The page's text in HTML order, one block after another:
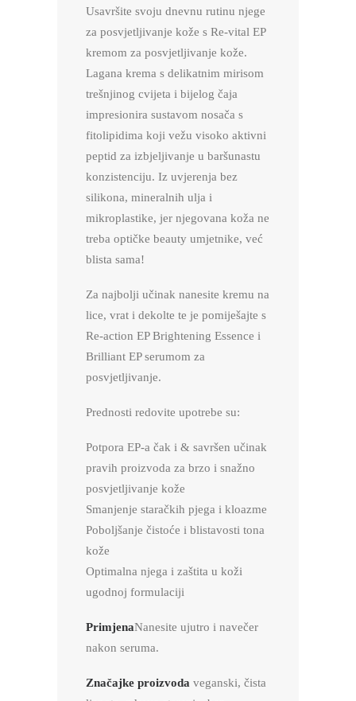
Usavršite svoju dnevnu rutinu njege
za posvjetljivanje kože s Re-vital EP
kremom za posvjetljivanje kože.
Lagana krema s delikatnim mirisom
trešnjinog cvijeta i bijelog čaja
impresionira sustavom nosača s
fitolipidima koji vežu visoko aktivni
peptid za izbjeljivanje u baršunastu
konzistenciju. Iz uvjerenja bez
silikona, mineralnih ulja i
mikroplastike, jer njegovana koža ne
treba optičke beauty umjetnike, već
blista sama!
Za najbolji učinak nanesite kremu na
lice, vrat i dekolte te je pomiješajte s
Re-action EP Brightening Essence i
Brilliant EP serumom za
posvjetljivanje.
Prednosti redovite upotrebe su:
Potpora EP-a čak i & savršen učinak
pravih proizvoda za brzo i snažno
posvjetljivanje kože
Smanjenje staračkih pjega i kloazme
Poboljšanje čistoće i blistavosti tona
kože
Optimalna njega i zaštita u koži
ugodnoj formulaciji
PrimjenaNanesite ujutro i navečer
nakon seruma.
Značajke proizvoda veganski, čista